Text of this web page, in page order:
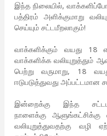
இந்த நிலையில்,
பத்திரம் அளிக்குமாறு
செய்யும் சட்டமீறலாகும்!
வாக்களிக்கும் வயது 18
வாக்களிக்க
பெற்று வருமாறு, 18
ஈடுபடுத்துவது அப்பட்டமான
இன்றைக்கு இந்த
நாளைக்கு ஆளுங்கட்சிக்கு
வலியுறுத்துவதற்கு